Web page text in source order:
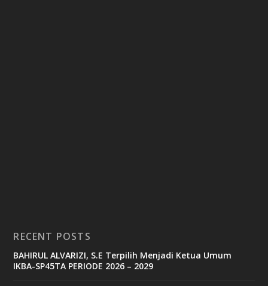
RECENT POSTS
BAHIRUL ALVARIZI, S.E Terpilih Menjadi Ketua Umum
IKBA-SP45TA PERIODE 2026 – 2029